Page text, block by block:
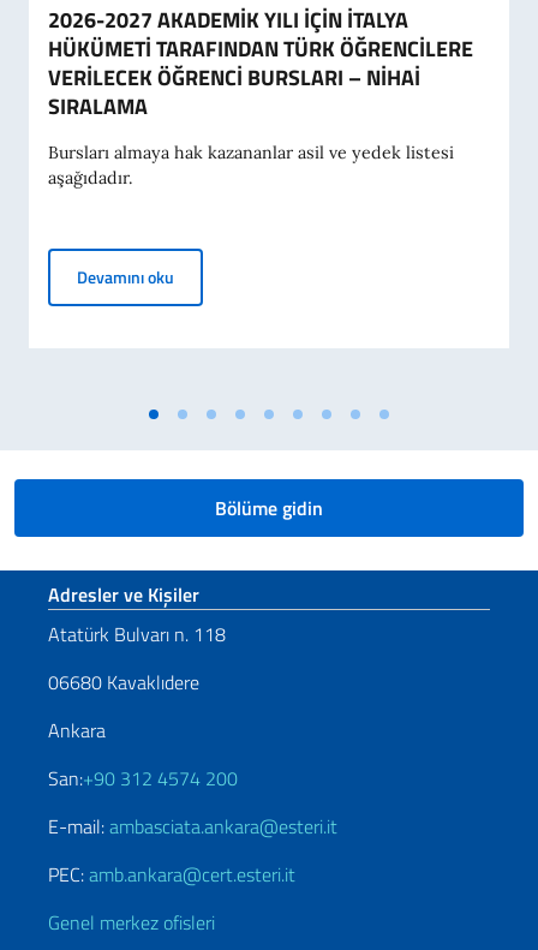
2026-2027 AKADEMİK YILI İÇİN İTALYA
HÜKÜMETİ TARAFINDAN TÜRK ÖĞRENCİLERE
VERİLECEK ÖĞRENCİ BURSLARI – NİHAİ
SIRALAMA
Bursları almaya hak kazananlar asil ve yedek listesi
aşağıdadır.
Devamını oku
Bölüme gidin
Footer section
Adresler ve Kişiler
Atatürk Bulvarı n. 118
06680 Kavaklıdere
Ankara
San:+90 312 4574 200
E-mail:ambasciata.ankara@esteri.it
PEC:amb.ankara@cert.esteri.it
Genel merkez ofisleri